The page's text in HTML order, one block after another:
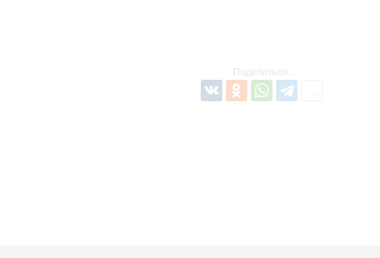
Поделиться: